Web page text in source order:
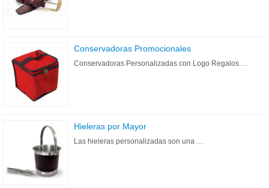
Conservadoras Promocionales
Conservadoras Personalizadas con Logo Regalos …
Hieleras por Mayor
Las hieleras personalizadas son una …